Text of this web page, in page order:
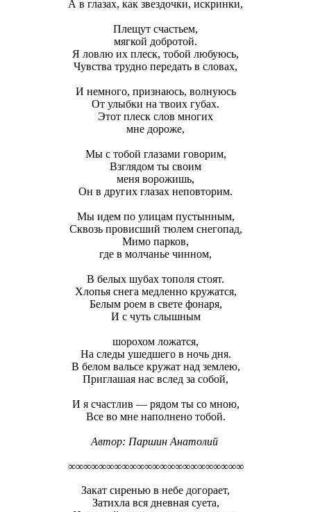
А в глазах, как звездочки, искринки,
Плещут счастьем,
мягкой добротой.
Я ловлю их плеск, тобой любуюсь,
Чувства трудно передать в словах,
И немного, признаюсь, волнуюсь
От улыбки на твоих губах.
Этот плеск слов многих
мне дороже,
Мы с тобой глазами говорим,
Взглядом ты своим
меня ворожишь,
Он в других глазах неповторим.
Мы идем по улицам пустынным,
Сквозь провисший тюлем снегопад,
Мимо парков,
где в молчанье чинном,
В белых шубах тополя стоят.
Хлопья снега медленно кружатся,
Белым роем в свете фонаря,
И с чуть слышным
шорохом ложатся,
На следы ушедшего в ночь дня.
В белом вальсе кружат над землею,
Приглашая нас вслед за собой,
И я счастлив — рядом ты со мною,
Все во мне наполнено тобой.
Автор: Паршин Анатолий
∞∞∞∞∞∞∞∞∞∞∞∞∞∞∞∞∞∞∞∞∞∞∞
Закат сиренью в небе догорает,
Затихла вся дневная суета,